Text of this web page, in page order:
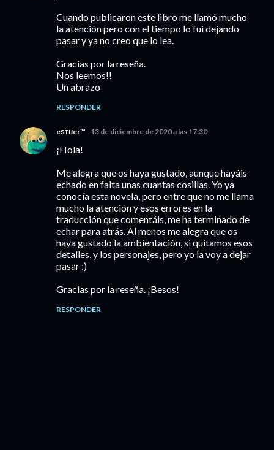
Cuando publicaron este libro me llamó mucho
la atención pero con el tiempo lo fui dejando
pasar y ya no creo que lo lea.
Gracias por la reseña.
Nos leemos!!
Un abrazo
RESPONDER
eѕтнer™ 13 de diciembre de 2020 a las 17:30
¡Hola!
Me alegra que os haya gustado, aunque hayáis
echado en falta unas cuantas cosillas. Yo ya
conocía esta novela, pero entre que no me llama
mucho la atención y esos errores en la
traducción que comentáis, me ha terminado de
echar para atrás. Al menos me alegra que os
haya gustado la ambientación, si quitamos esos
detalles, y los personajes, pero yo la voy a dejar
pasar :)
Gracias por la reseña. ¡Besos!
RESPONDER